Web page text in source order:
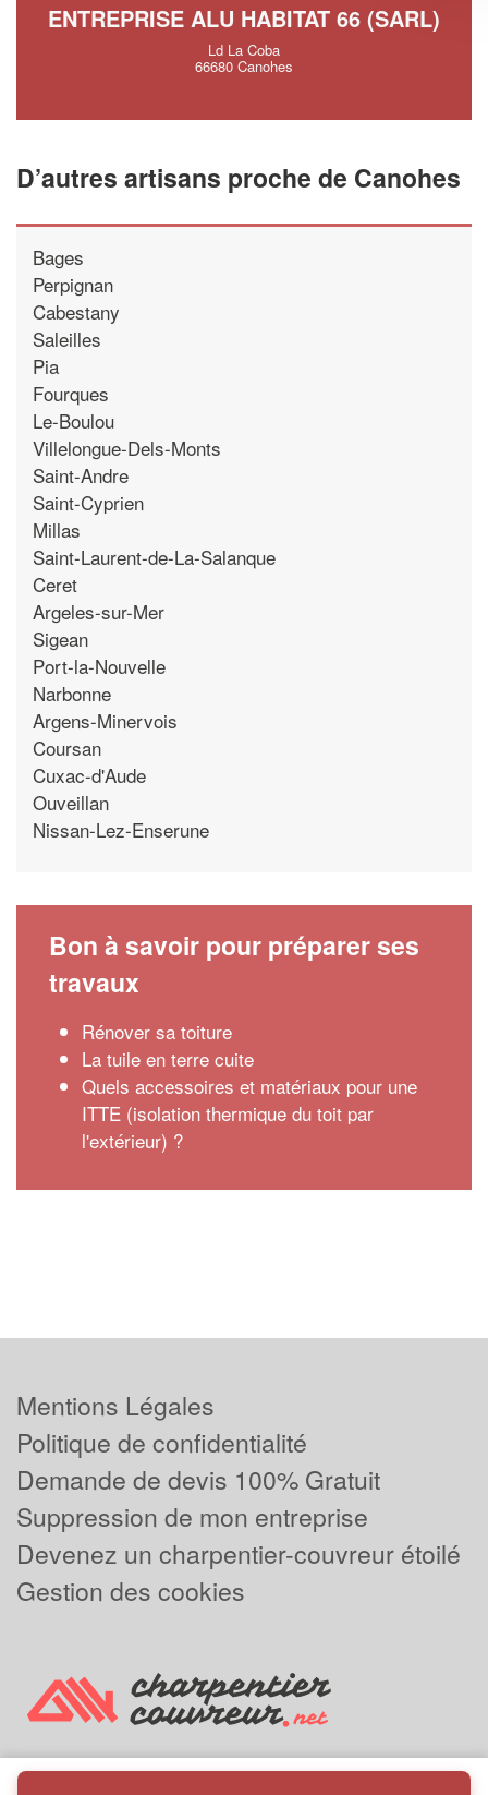
ENTREPRISE ALU HABITAT 66 (SARL)
Ld La Coba
66680 Canohes
D’autres artisans proche de Canohes
Bages
Perpignan
Cabestany
Saleilles
Pia
Fourques
Le-Boulou
Villelongue-Dels-Monts
Saint-Andre
Saint-Cyprien
Millas
Saint-Laurent-de-La-Salanque
Ceret
Argeles-sur-Mer
Sigean
Port-la-Nouvelle
Narbonne
Argens-Minervois
Coursan
Cuxac-d'Aude
Ouveillan
Nissan-Lez-Enserune
Bon à savoir pour préparer ses
travaux
Rénover sa toiture
La tuile en terre cuite
Quels accessoires et matériaux pour une
ITTE (isolation thermique du toit par
l'extérieur) ?
Mentions Légales
Politique de confidentialité
Demande de devis 100% Gratuit
Suppression de mon entreprise
Devenez un charpentier-couvreur étoilé
Gestion des cookies